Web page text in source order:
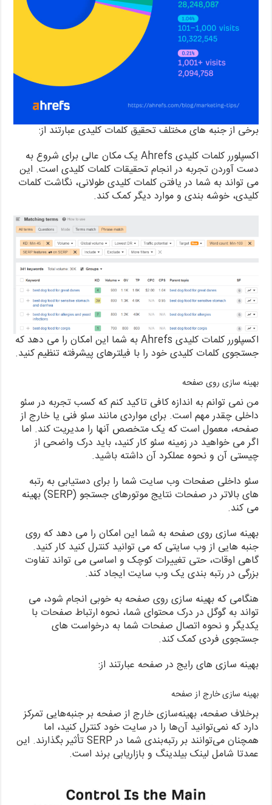
برخی از جنبه های مختلف تحقیق کلمات کلیدی عبارتند از:
اکسپلورر کلمات کلیدی Ahrefs یک مکان عالی برای شروع به
دست آوردن تجربه در انجام تحقیقات کلمات کلیدی است. این
می تواند به شما در یافتن کلمات کلیدی طولانی، نگاشت کلمات
کلیدی، خوشه بندی و موارد دیگر کمک کند.
اکسپلورر کلمات کلیدی Ahrefs به شما این امکان را می دهد که
جستجوی کلمات کلیدی خود را با فیلترهای پیشرفته تنظیم کنید.
بهینه سازی روی صفحه
من نمی توانم به اندازه کافی تاکید کنم که کسب تجربه در سئو
داخلی چقدر مهم است. برای مواردی مانند سئو فنی یا خارج از
صفحه، معمول است که یک متخصص آنها را مدیریت کند. اما
اگر می خواهید در زمینه سئو کار کنید، باید درک واضحی از
چیستی آن و نحوه عملکرد آن داشته باشید.
سئو داخلی صفحات وب سایت شما را برای دستیابی به رتبه
های بالاتر در صفحات نتایج موتورهای جستجو (SERP) بهینه
می کند.
بهینه سازی روی صفحه به شما این امکان را می دهد که روی
جنبه هایی از وب سایتی که می توانید کنترل کنید کار کنید.
گاهی اوقات، حتی تغییرات کوچک و اساسی می تواند تفاوت
بزرگی در رتبه بندی یک وب سایت ایجاد کند.
هنگامی که بهینه سازی روی صفحه به خوبی انجام شود، می
تواند به گوگل در درک محتوای شما، نحوه ارتباط صفحات با
یکدیگر و نحوه اتصال صفحات شما به درخواست های
جستجوی فردی کمک کند.
بهینه سازی های رایج در صفحه عبارتند از:
بهینه سازی خارج از صفحه
برخلاف صفحه، بهینه‌سازی خارج از صفحه بر جنبه‌هایی تمرکز
دارد که نمی‌توانید آن‌ها را در سایت خود کنترل کنید، اما
همچنان می‌توانند بر رتبه‌بندی شما در SERP تأثیر بگذارند. این
عمدتا شامل لینک بیلدینگ و بازاریابی برند است.